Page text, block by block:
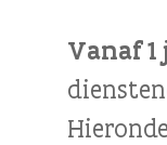
Vanaf